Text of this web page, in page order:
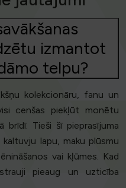
izmantot
telpu?
kolekcionāru, fanu un
cenšas piekļūt monētu
brīdī. Tieši šī pieprasījuma
lapu, maku plūsmu
vai kļūmes. Kad
pieaug un uzticība